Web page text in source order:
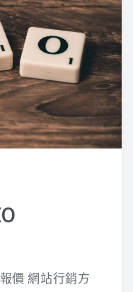
教學
AI
價 網站行銷方